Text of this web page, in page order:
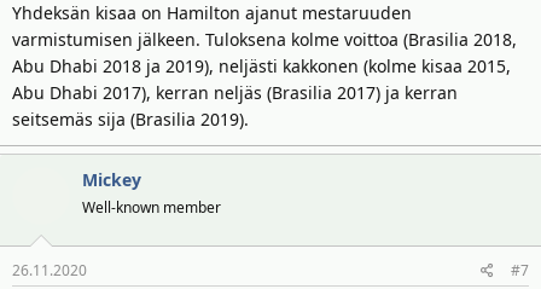
Yhdeksän kisaa on Hamilton ajanut mestaruuden
varmistumisen jälkeen. Tuloksena kolme voittoa (Brasilia 2018,
Abu Dhabi 2018 ja 2019), neljästi kakkonen (kolme kisaa 2015,
Abu Dhabi 2017), kerran neljäs (Brasilia 2017) ja kerran
seitsemäs sija (Brasilia 2019).
Mickey
Well-known member
26.11.2020 #7